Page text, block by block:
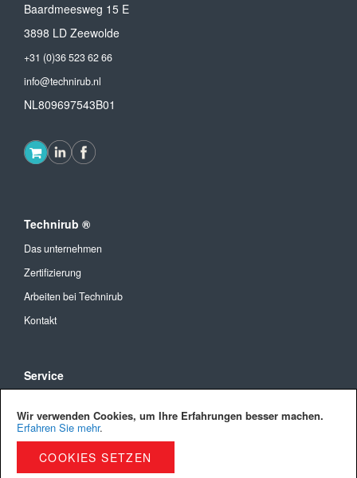
Wir verwenden Cookies, um Ihre Erfahrungen besser machen.
Erfahren Sie mehr.
COOKIES SETZEN
Baardmeesweg 15 E
3898 LD Zeewolde
+31 (0)36 523 62 66
info@technirub.nl
NL809697543B01
Technirub ®
Das unternehmen
Zertifizierung
Arbeiten bei Technirub
Kontakt
Service
Versandkosten und Lieferung
Privacy Policy